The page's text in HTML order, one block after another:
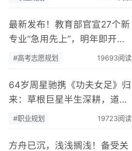
最新发布！教育部官宣27个新
专业“急用先上”，明年即开始
招生！高考志愿规划师再迎新
#高考志愿规划 19693阅读
64岁周星驰携《功夫女足》归
来：草根巨星半生深耕，道尽
终身职业成长的底层逻辑
#职业规划 19723阅读
方舟已沉，浅浅搁浅！备受关